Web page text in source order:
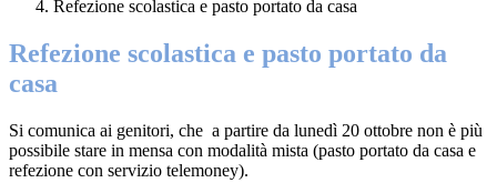
Refezione scolastica e pasto portato da casa
Refezione scolastica e pasto portato da
casa
Si comunica ai genitori, che a partire da lunedì 20 ottobre non è più
possibile stare in mensa con modalità mista (pasto portato da casa e
refezione con servizio telemoney).